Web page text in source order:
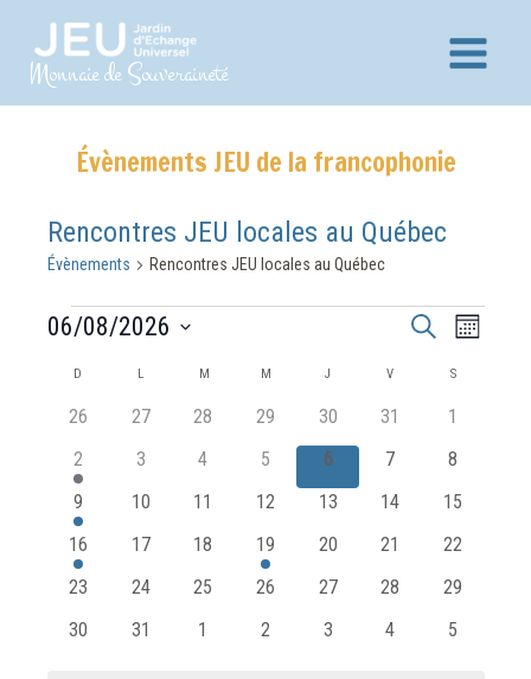
contenuMonnaie de Souveraineté
Main
Évènements JEU de la francophonie
Rencontres JEU locales au Québec
Évènements Rencontres JEU locales au Québec
Évènements Recherche
navigation
Évènements
Recherche
Mois
06/08/2026
date.
Calendrier
Évènements
D DIMANCHEL M M MERCREDIJ V VENDREDISSAMEDI
0
26
0
27
0
28
0
évènements
29
0
évènements
30
0
31
0
1
1
évènement
2
0
3
0
4
0
évènements
5
0
évènements
6
0
7
0
8
1
évènement
9
010
011
012
013
014
015
1
évènement
16
017
0
évènements
18
1
évènement
19
0
20
0
21
0
22
0
23
0
24
0
25
0
26
0
27
0
28
0
29
0
30
0
31
01
0
2
0
3
0
4
0
5